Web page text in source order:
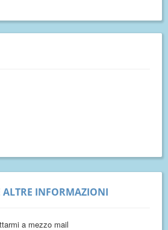
ALTRE INFORMAZIONI
a mezzo mail